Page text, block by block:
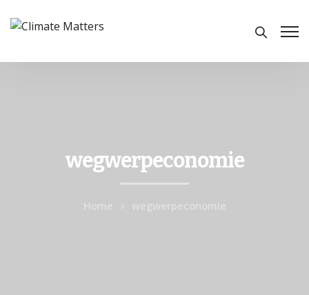
wegwerpeconomie
Home wegwerpeconomie